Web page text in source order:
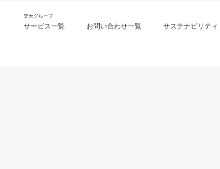
楽天グループ
サービス一覧 お問い合わせ一覧 サステナビリティ